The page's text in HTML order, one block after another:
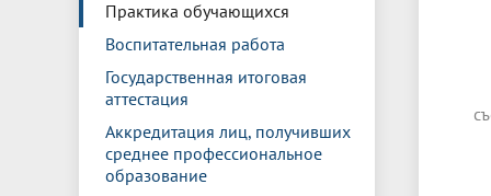
Практика обучающихся
Воспитательная работа
Государственная итоговая
аттестация
Аккредитация лиц, получивших
среднее профессиональное
образование